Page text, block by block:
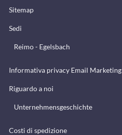
Sitemap
Sedi
Reimo - Egelsbach
Informativa privacy Email Marketing
Riguardo a noi
Unternehmensgeschichte
Costi di spedizione